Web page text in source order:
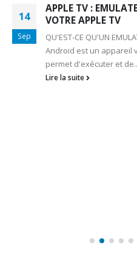
14
Sep
APPLE TV :
VOTRE APPLE TV
QU'EST-CE QU'UN
Android est un appareil
permet d'exécuter et
Lire la suite